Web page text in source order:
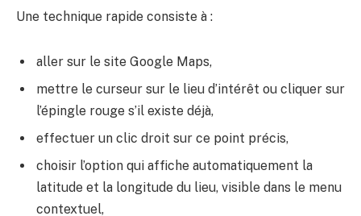
Une technique rapide consiste à :
aller sur le site Google Maps,
mettre le curseur sur le lieu d’intérêt ou cliquer sur
l’épingle rouge s’il existe déjà,
effectuer un clic droit sur ce point précis,
choisir l’option qui affiche automatiquement la
latitude et la longitude du lieu, visible dans le menu
contextuel,